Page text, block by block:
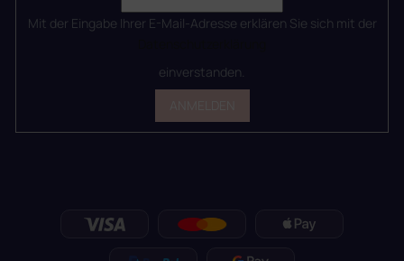
Mit der Eingabe Ihrer E-Mail-Adresse erklären Sie sich mit der
einverstanden.